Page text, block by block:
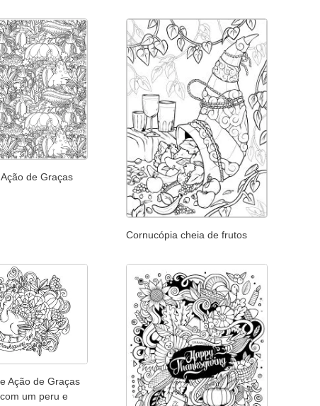
de Graças
Cornucópia cheia de frutos
Ação de Graças
um peru e